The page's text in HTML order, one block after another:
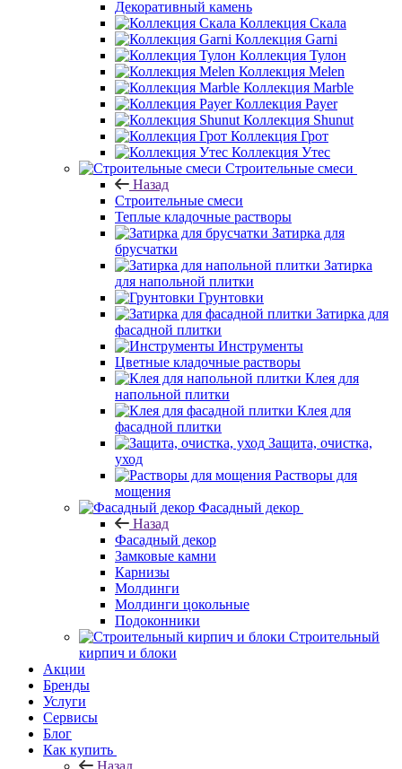
Декоративный камень
Коллекция Скала
Коллекция Garni
Коллекция Тулон
Коллекция Melen
Коллекция Marble
Коллекция Payer
Коллекция Shunut
Коллекция Грот
Коллекция Утес
Строительные смеси
Назад
Строительные смеси
Теплые кладочные растворы
Затирка для
брусчатки
Затирка
для напольной плитки
Грунтовки
Затирка для
фасадной плитки
Инструменты
Цветные кладочные растворы
Клея для
напольной плитки
Клея для
фасадной плитки
Защита, очистка,
уход
Растворы для
мощения
Фасадный декор
Назад
Фасадный декор
Замковые камни
Карнизы
Молдинги
Молдинги цокольные
Подоконники
Строительный
кирпич и блоки
Акции
Бренды
Услуги
Сервисы
Блог
Как купить
Назад